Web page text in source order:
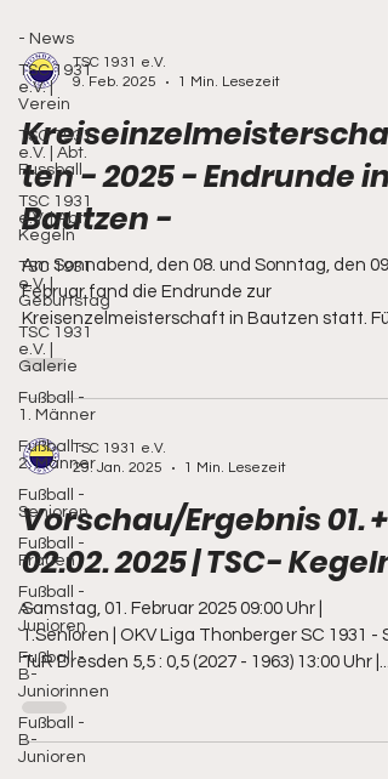
- News
TSC 1931
e.V. |
Verein
TSC 1931
e.V. | Abt.
Fussball
TSC 1931
e.V. | Abt.
Kegeln
TSC 1931
e.V. |
Geburtstag
TSC 1931
e.V. |
Galerie
Fußball -
1. Männer
Fußball -
2. Männer
Fußball -
Senioren
Fußball -
Frauen
Fußball -
A-
Junioren
Fußball -
B-
Juniorinnen
Fußball -
B-
Junioren
TSC 1931 e.V.
9. Feb. 2025
1 Min. Lesezeit
Kreiseinzelmeisterschaf
ten - 2025 - Endrunde in
Bautzen -
Am Sonnabend, den 08. und Sonntag, den 09.
Februar fand die Endrunde zur
Kreisenzelmeisterschaft in Bautzen statt. Für
unseren...
TSC 1931 e.V.
29. Jan. 2025
1 Min. Lesezeit
Vorschau/Ergebnis 01. +
02.02. 2025 | TSC- Kegeln
Samstag, 01. Februar 2025 09:00 Uhr |
1.Senioren | OKV Liga Thonberger SC 1931 - SV
TuR Dresden 5,5 : 0,5 (2027 - 1963) 13:00 Uhr |...